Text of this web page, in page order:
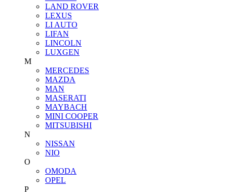
LAND ROVER
LEXUS
LI AUTO
LIFAN
LINCOLN
LUXGEN
M
MERCEDES
MAZDA
MAN
MASERATI
MAYBACH
MINI COOPER
MITSUBISHI
N
NISSAN
NIO
O
OMODA
OPEL
P